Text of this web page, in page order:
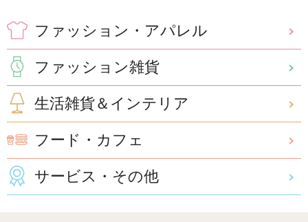
ファッション・ アパレル
ファッション雑貨
生活雑貨＆ インテリア
フード・カフェ
サービス・ その他